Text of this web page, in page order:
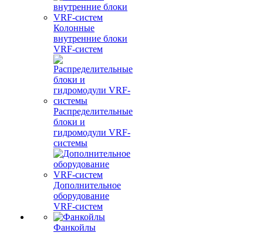
Колонные
внутренние блоки
VRF-систем
Распределительные
блоки и
гидромодули VRF-
системы
Дополнительное
оборудование
VRF-систем
Фанкойлы